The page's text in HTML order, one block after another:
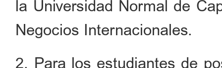
la Universidad Normal de
Negocios Internacionales.
2. Para los estudiantes de